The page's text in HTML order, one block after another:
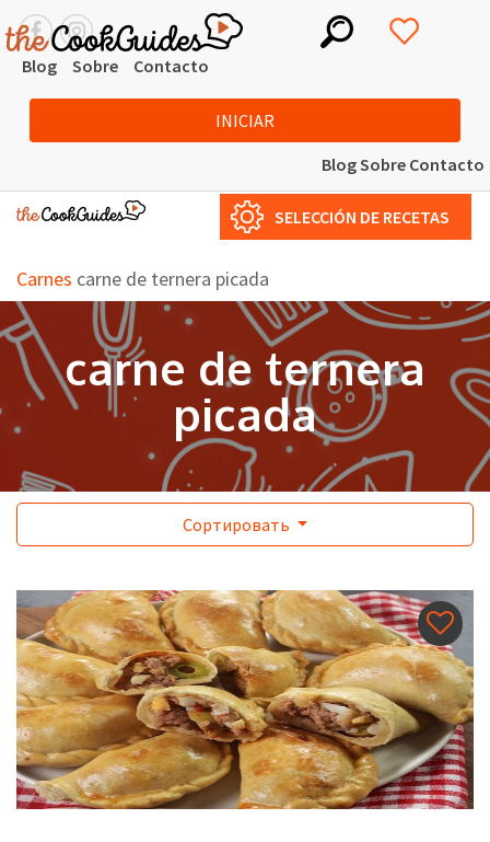
Blog Sobre Contacto
INICIAR
BlogSobre Contacto
SELECCIÓN DE RECETAS
Carnes carne de ternera picada
carne de ternera
picada
Сортировать